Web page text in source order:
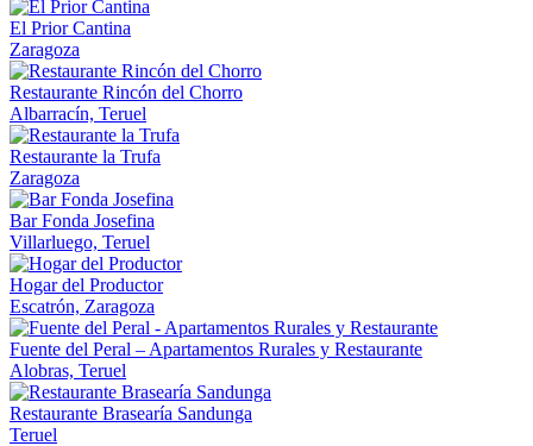
El Prior Cantina
Zaragoza
Restaurante Rincón del Chorro
Albarracín, Teruel
Restaurante la Trufa
Zaragoza
Bar Fonda Josefina
Villarluego, Teruel
Hogar del Productor
Escatrón, Zaragoza
Fuente del Peral – Apartamentos Rurales y Restaurante
Alobras, Teruel
Restaurante Brasearía Sandunga
Teruel